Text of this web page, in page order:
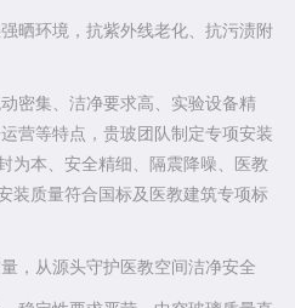
晒环境，抗紫外线老化、抗污渍附
密集、洁净要求高、实验设备精
营等特点，贵玻团队制定专项安装
为本、安全精细、隔震降噪、医教
装质量符合国标及医教建筑专项标
，从源头守护医教空间洁净安全